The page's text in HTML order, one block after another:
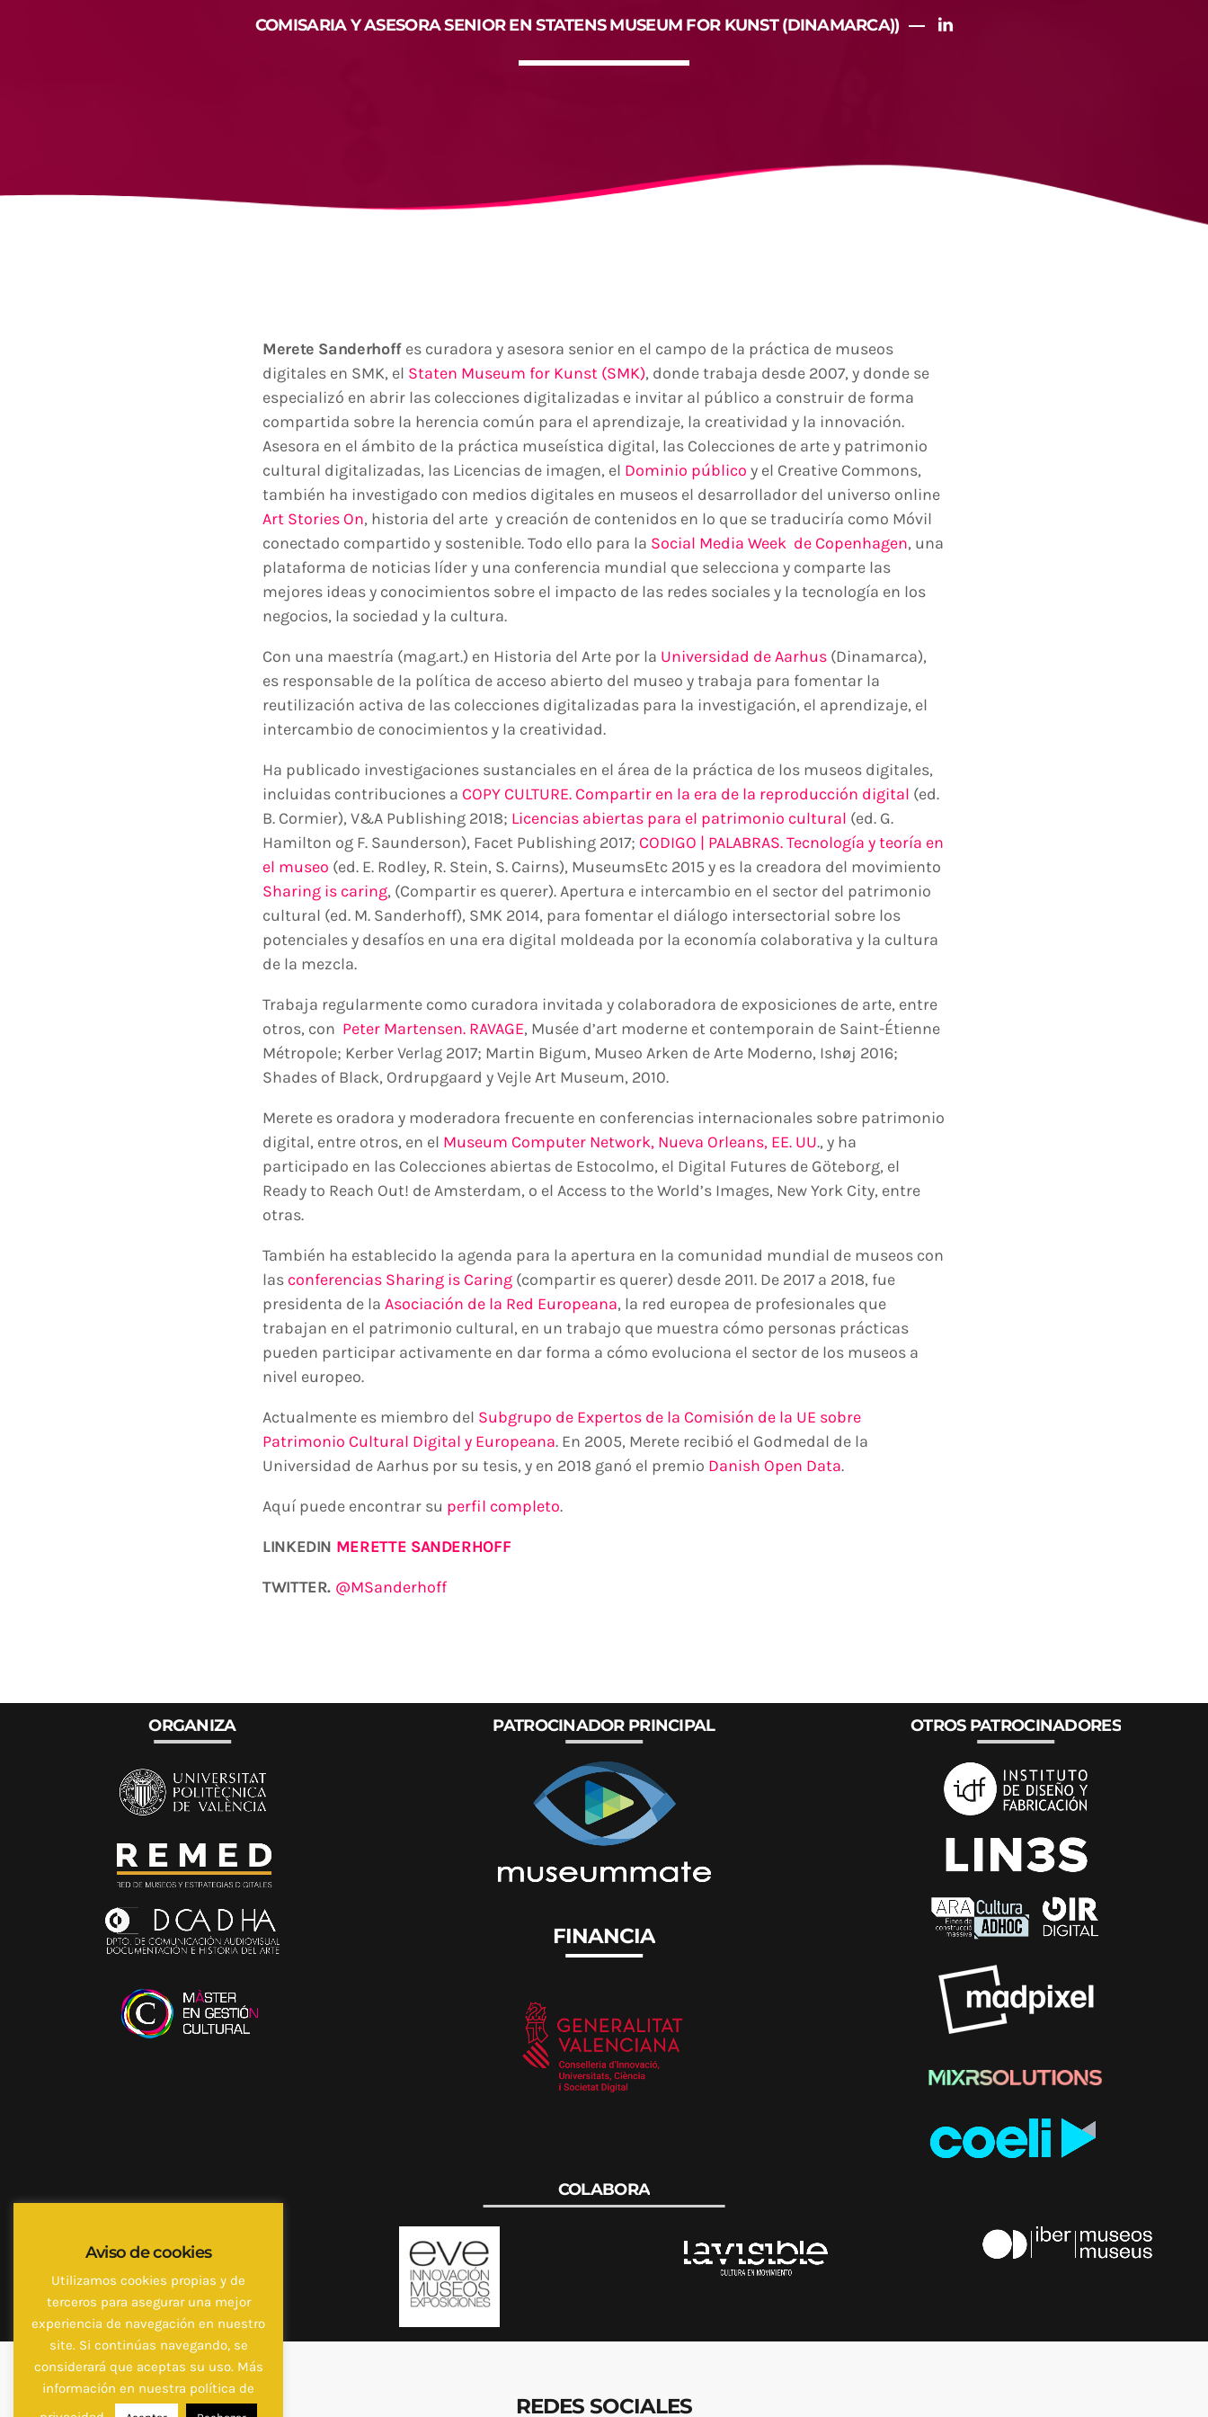
COMISARIA Y ASESORA SENIOR EN STATENS MUSEUM FOR KUNST (DINAMARCA))
Merete Sanderhoffes curadora y asesora senior en el campo de la práctica de museos
digitales en SMK, el Staten Museum for Kunst (SMK), donde trabaja desde 2007, y donde se
especializó en abrir las colecciones digitalizadas e invitar al público a construir de forma
compartida sobre la herencia común para el aprendizaje, la creatividad y la innovación.
Asesora en el ámbito de la práctica museística digital, las Colecciones de arte y patrimonio
cultural digitalizadas, las Licencias de imagen, el Dominio público y el Creative Commons,
también ha investigado con medios digitales en museos el desarrollador del universo online
Art Stories On, historia del arte y creación de contenidos en lo que se traduciría como Móvil
conectado compartido y sostenible. Todo ello para la Social Media Week de Copenhagen, una
plataforma de noticias líder y una conferencia mundial que selecciona y comparte las
mejores ideas y conocimientos sobre el impacto de las redes sociales y la tecnología en los
negocios, la sociedad y la cultura.
Con una maestría (mag.art.) en Historia del Arte por la Universidad de Aarhus (Dinamarca),
es responsable de la política de acceso abierto del museo y trabaja para fomentar la
reutilización activa de las colecciones digitalizadas para la investigación, el aprendizaje, el
intercambio de conocimientos y la creatividad.
Ha publicado investigaciones sustanciales en el área de la práctica de los museos digitales,
incluidas contribuciones a COPY CULTURE. Compartir en la era de la reproducción digital (ed.
B. Cormier), V&A Publishing 2018; Licencias abiertas para el patrimonio cultural (ed. G.
Hamilton og F. Saunderson), Facet Publishing 2017; CODIGO | PALABRAS. Tecnología y teoría en
el museo (ed. E. Rodley, R. Stein, S. Cairns), MuseumsEtc 2015 y es la creadora del movimiento
Sharing is caring, (Compartir es querer). Apertura e intercambio en el sector del patrimonio
cultural (ed. M. Sanderhoff), SMK 2014, para fomentar el diálogo intersectorial sobre los
potenciales y desafíos en una era digital moldeada por la economía colaborativa y la cultura
de la mezcla.
Trabaja regularmente como curadora invitada y colaboradora de exposiciones de arte, entre
otros, con Peter Martensen. RAVAGE, Musée d’art moderne et contemporain de Saint-Étienne
Métropole; Kerber Verlag 2017; Martin Bigum, Museo Arken de Arte Moderno, Ishøj 2016;
Shades of Black, Ordrupgaard y Vejle Art Museum, 2010.
Merete es oradora y moderadora frecuente en conferencias internacionales sobre patrimonio
digital, entre otros, en el Museum Computer Network, Nueva Orleans, EE. UU., y ha
participado en las Colecciones abiertas de Estocolmo, el Digital Futures de Göteborg, el
Ready to Reach Out! de Amsterdam, o el Access to the World’s Images, New York City, entre
otras.
También ha establecido la agenda para la apertura en la comunidad mundial de museos con
las conferencias Sharing is Caring (compartir es querer) desde 2011. De 2017 a 2018, fue
presidenta de la Asociación de la Red Europeana, la red europea de profesionales que
trabajan en el patrimonio cultural, en un trabajo que muestra cómo personas prácticas
pueden participar activamente en dar forma a cómo evoluciona el sector de los museos a
nivel europeo.
Actualmente es miembro del Subgrupo de Expertos de la Comisión de la UE sobre
Patrimonio Cultural Digital y Europeana. En 2005, Merete recibió el Godmedal de la
Universidad de Aarhus por su tesis, y en 2018 ganó el premio Danish Open Data.
Aquí puede encontrar su perfil completo.
LINKEDIN MERETTE SANDERHOFF
TWITTER. @MSanderhoff
ORGANIZA PATROCINADOR PRINCIPAL
FINANCIA
OTROS PATROCINADORES
COLABORA
REDES SOCIALES
Aviso de cookies
Utilizamos cookies propias y de
terceros para asegurar una mejor
experiencia de navegación en nuestro
site. Si continúas navegando, se
considerará que aceptas su uso. Más
información en nuestra política de